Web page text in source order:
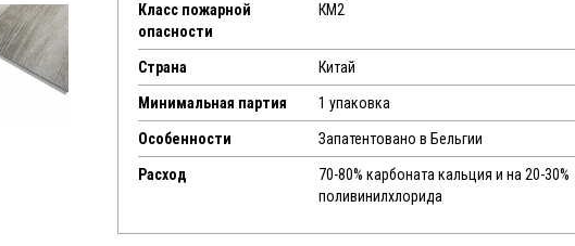
Класс пожарной
опасности
КМ2
Страна Китай
Минимальная партия 1 упаковка
Особенности Запатентовано в Бельгии
Расход
70-80% карбоната кальция и на 20-30%
поливинилхлорида